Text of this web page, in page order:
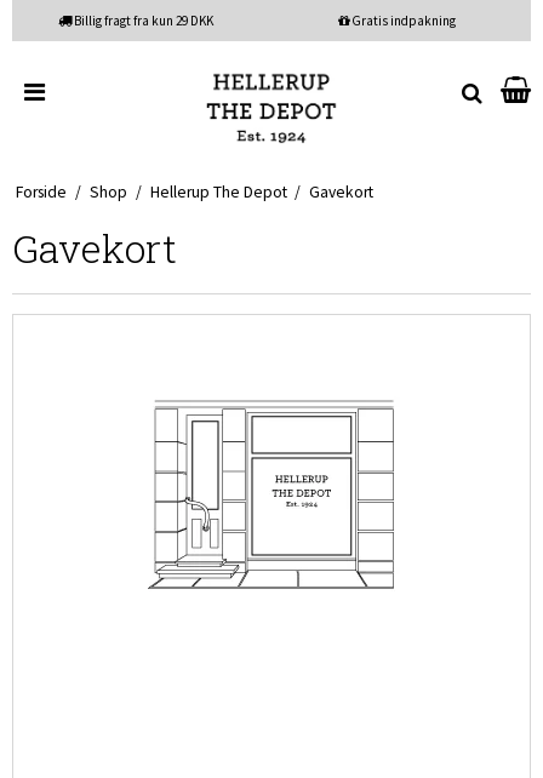
Billig fragt fra kun 29 DKK Gratis indpakning
Forside / Shop / Hellerup The Depot / Gavekort
Gavekort